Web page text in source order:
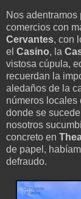
Nos
comercios con
Cervantes, con
el Casino, la
vistosa cúpula,
recuerdan la
aledaños de la
números locales
donde se
nosotros
concreto en
de papel,
defraudo.